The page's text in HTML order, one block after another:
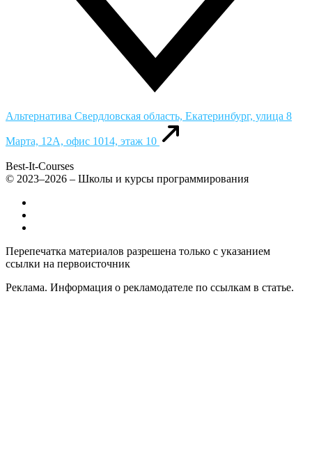
Альтернатива Свердловская область, Екатеринбург, улица 8
Марта, 12А, офис 1014, этаж 10
Best-It-Courses
© 2023–2026 – Школы и курсы программирования
Перепечатка материалов разрешена только с указанием
ссылки на первоисточник
Реклама. Информация о рекламодателе по ссылкам в статье.